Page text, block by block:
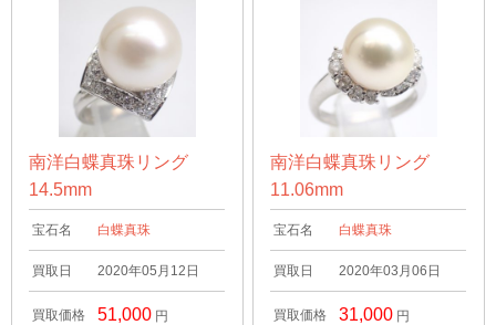
南洋白蝶真珠リング
14.5mm
宝石名 白蝶真珠
買取日 2020年05月12日
買取価格 51,000 円
南洋白蝶真珠リング
11.06mm
宝石名 白蝶真珠
買取日 2020年03月06日
買取価格 31,000 円